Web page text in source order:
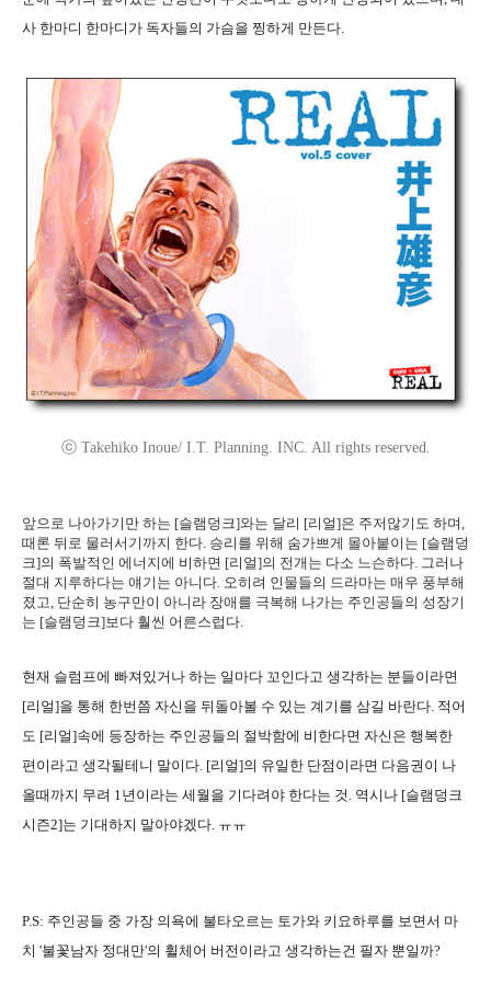
사 한마디 한마디가 독자들의 가슴을 찡하게 만든다.
ⓒ Takehiko Inoue/ I.T. Planning. INC. All rights reserved.
앞으로 나아가기만 하는 [슬램덩크]와는 달리 [리얼]은 주저않기도 하며,
때론 뒤로 물러서기까지 한다. 승리를 위해 숨가쁘게 몰아붙이는 [슬램덩
크]의 폭발적인 에너지에 비하면 [리얼]의 전개는 다소 느슨하다. 그러나
절대 지루하다는 얘기는 아니다. 오히려 인물들의 드라마는 매우 풍부해
졌고, 단순히 농구만이 아니라 장애를 극복해 나가는 주인공들의 성장기
는 [슬램덩크]보다 훨씬 어른스럽다.
현재 슬럼프에 빠져있거나 하는 일마다 꼬인다고 생각하는 분들이라면
[리얼]을 통해 한번쯤 자신을 뒤돌아볼 수 있는 계기를 삼길 바란다. 적어
도 [리얼]속에 등장하는 주인공들의 절박함에 비한다면 자신은 행복한
편이라고 생각될테니 말이다. [리얼]의 유일한 단점이라면 다음권이 나
올때까지 무려 1년이라는 세월을 기다려야 한다는 것. 역시나 [슬램덩크
시즌2]는 기대하지 말아야겠다. ㅠㅠ
P.S: 주인공들 중 가장 의욕에 불타오르는 토가와 키요하루를 보면서 마
치 '불꽃남자 정대만'의 휠체어 버전이라고 생각하는건 필자 뿐일까?